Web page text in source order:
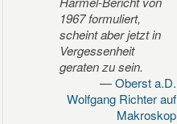
1967 formuliert,
scheint aber jetzt in
Vergessenheit
geraten zu sein.
Oberst a.D.
Wolfgang Richter auf
Makroskop